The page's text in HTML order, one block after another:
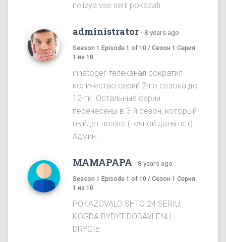
nelizya vse serii pokazati
administrator · 8 years ago
Season 1 Episode 1 of 10 / Сезон 1 Серия
1 из 10
innatoger, телеканал сократил
количество серий 2-го сезона до
12-ти. Остальные серии
перенесены в 3-й сезон, который
выйдет позже (точной даты нет).
Админ.
MAMAPAPA · 8 years ago
Season 1 Episode 1 of 10 / Сезон 1 Серия
1 из 10
POKAZOVALO SHTO 24 SERIU,
KOGDA BYDYT DOBAVLENU
DRYGIE